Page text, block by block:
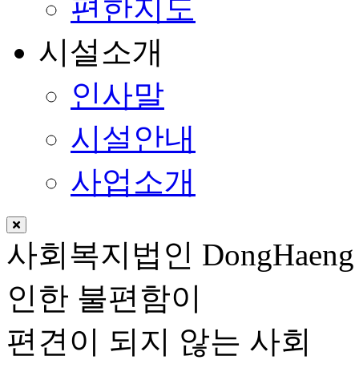
편한지도
시설소개
인사말
시설안내
사업소개
사회복지법인
인한 불편함이
편견이 되지 않는 사회